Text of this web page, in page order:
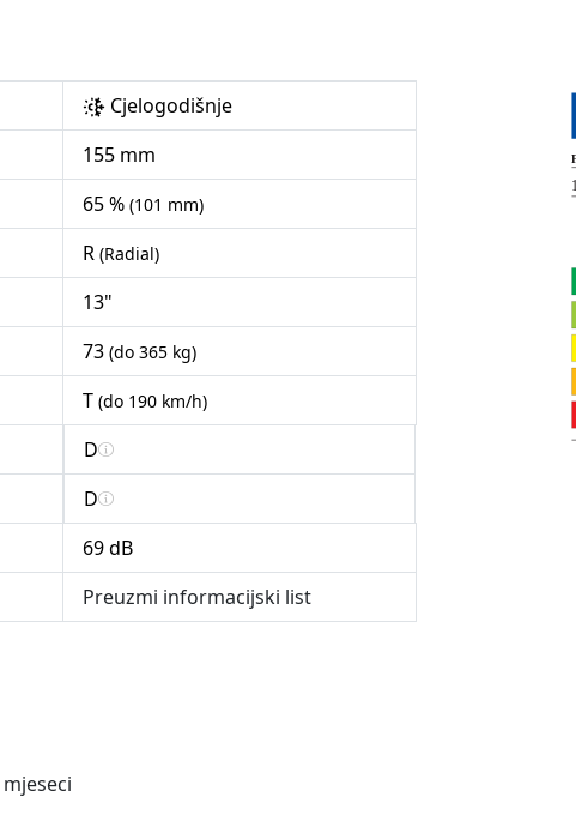
Cjelogodišnje
155 mm
65 % (101 mm)
R (Radial)
13"
73 (do 365 kg)
T (do 190 km/h)
D
D
69 dB
Preuzmi informacijski list